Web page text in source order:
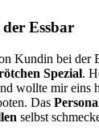
Essbar
Kundin bei der
Spezial.
wollte mir eins
Das
selbst